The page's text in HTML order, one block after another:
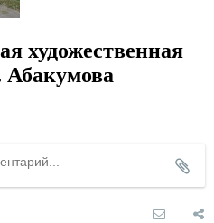
художественная